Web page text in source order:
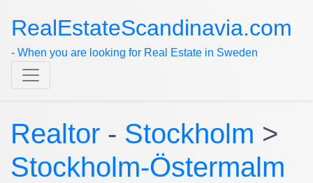
RealEstateScandinavia.com
- When you are looking for Real Estate in Sweden
Realtor - Stockholm >
Stockholm-Östermalm